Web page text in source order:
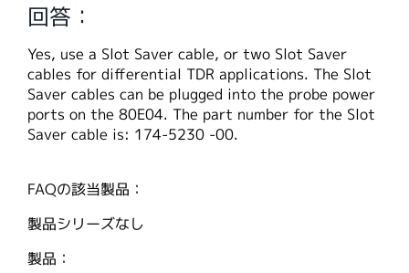
回答：
Yes, use a Slot Saver cable, or two Slot Saver
cables for differential TDR applications. The Slot
Saver cables can be plugged into the probe power
ports on the 80E04. The part number for the Slot
Saver cable is: 174-5230 -00.
FAQの該当製品：
製品シリーズなし
製品：